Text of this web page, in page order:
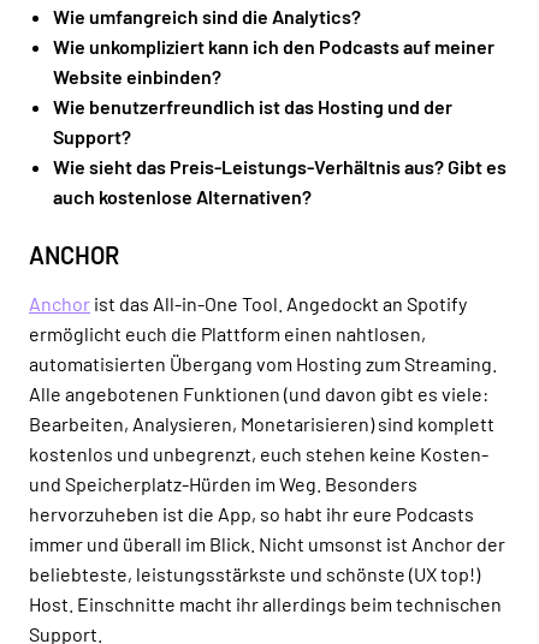
Wie umfangreich sind die Analytics?
Wie unkompliziert kann ich den Podcasts auf meiner
Website einbinden?
Wie benutzerfreundlich ist das Hosting und der
Support?
Wie sieht das Preis-Leistungs-Verhältnis aus? Gibt es
auch kostenlose Alternativen?
ANCHOR
Anchor ist das All-in-One Tool. Angedockt an Spotify
ermöglicht euch die Plattform einen nahtlosen,
automatisierten Übergang vom Hosting zum Streaming.
Alle angebotenen Funktionen (und davon gibt es viele:
Bearbeiten, Analysieren, Monetarisieren) sind komplett
kostenlos und unbegrenzt, euch stehen keine Kosten-
und Speicherplatz-Hürden im Weg. Besonders
hervorzuheben ist die App, so habt ihr eure Podcasts
immer und überall im Blick. Nicht umsonst ist Anchor der
beliebteste, leistungsstärkste und schönste (UX top!)
Host. Einschnitte macht ihr allerdings beim technischen
Support.